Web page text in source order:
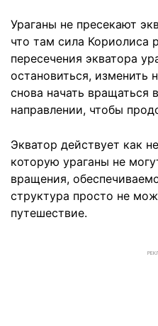
Ураганы не пресекают
что там сила Кориолиса
пересечения экватора
остановиться, изменить
снова начать вращаться
направлении, чтобы
Экватор действует как
которую ураганы не
вращения,
структура просто не
путешествие.